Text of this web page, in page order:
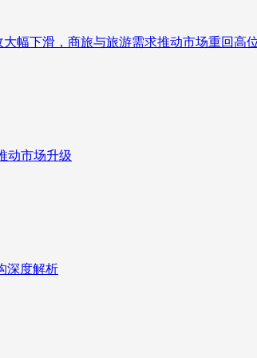
幅下滑，商旅与旅游需求推动市场重回高
动市场升级
深度解析